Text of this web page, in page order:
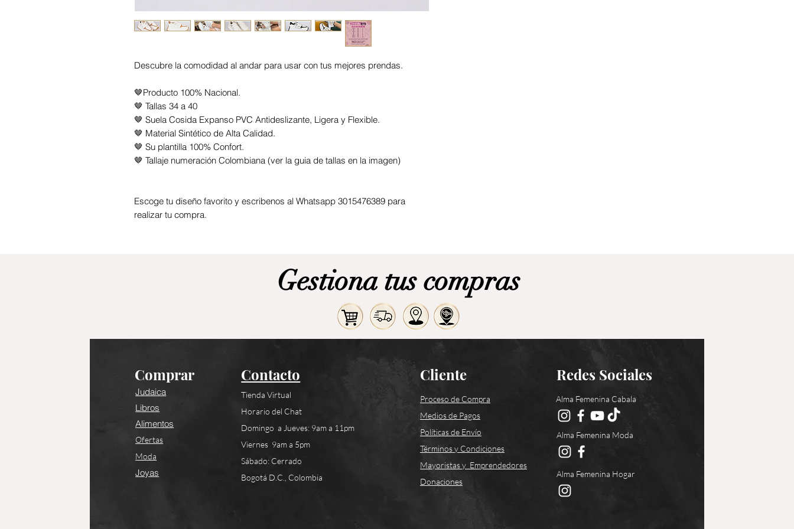
Descubre la comodidad al andar para usar con tus mejores prendas.
🤎Producto 100% Nacional.
🤎 Tallas 34 a 40
🤎 Suela Cosida Expanso PVC Antideslizante, Ligera y Flexible.
🤎 Material Sintético de Alta Calidad.
🤎 Su plantilla 100% Confort.
🤎 Tallaje numeración Colombiana (ver la guia de tallas en la imagen)
Escoge tu diseño favorito y escribenos al Whatsapp 3015476389 para
realizar tu compra.
Gestiona tus compras
Comprar
Judaica
Libros
Alimentos
Ofertas
Moda
Joyas
Contacto
Tienda Virtual
Horario del Chat
Domingo a Jueves: 9am a 11pm
Viernes 9am a 5pm
Sábado: Cerrado
Bogotá D.C., Colombia
Cliente
Proceso de Compra
Medios de Pagos
Políticas de Envío
Términos y Condiciones
Mayoristas y Emprendedores
Donaciones
Redes Sociales
Alma Femenina Cabala
Alma Femenina Moda
Alma Femenina Hogar